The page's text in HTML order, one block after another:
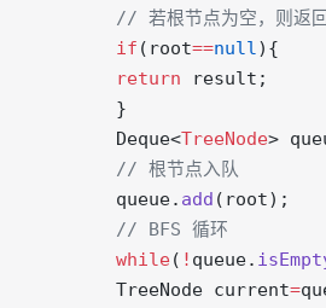
// 若根节点为空，则返
        if
(root==null){
        return
result;
        }
        Deque<
TreeNode>
        // 根节点入队
        queue.
add (root);
        // BFS 循环
        while
( ! queue.
        TreeNode current
=